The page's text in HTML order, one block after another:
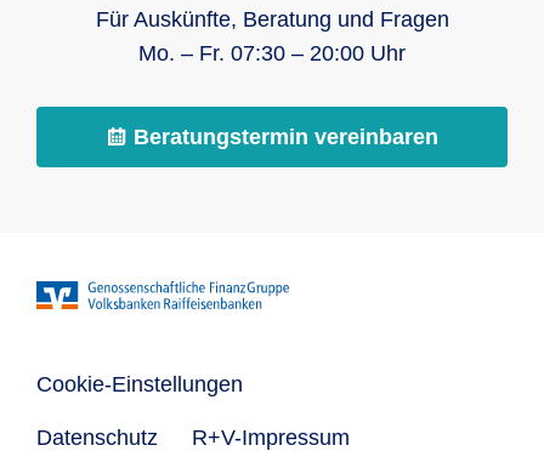
Für Auskünfte, Beratung und Fragen
Mo. – Fr. 07:30 – 20:00 Uhr
Beratungstermin vereinbaren
Cookie-Einstellungen
Datenschutz R+V-Impressum